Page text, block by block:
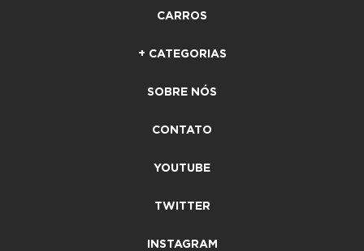
CARROS
+ CATEGORIAS
SOBRE NÓS
CONTATO
YOUTUBE
TWITTER
INSTAGRAM